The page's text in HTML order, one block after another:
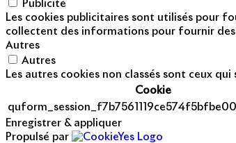
Publicité
Les cookies publicitaires sont utilisés pour
collectent des informations pour fournir des
Autres
Autres
Les autres cookies non classés sont ceux
Cookie
Enregistrer & appliquer
Propulsé par